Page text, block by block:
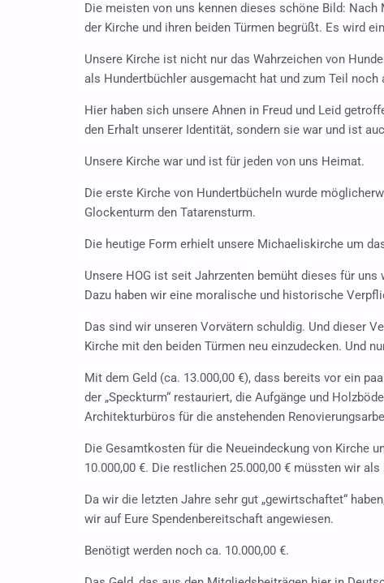
Die meisten von uns kennen dieses schöne Bild:
der Kirche und ihren beiden Türmen begrüßt. Es wird
Unsere Kirche ist nicht nur das Wahrzeichen von
als Hundertbüchler ausgemacht hat und zum Teil
Hier haben sich unsere Ahnen in Freud und Leid
den Erhalt unserer Identität, sondern sie war und ist
Unsere Kirche war und ist für jeden von uns Heimat.
Die erste Kirche von Hundertbücheln wurde
Glockenturm den Tatarensturm.
Die heutige Form erhielt unsere Michaeliskirche um
Unsere HOG ist seit Jahrzenten bemüht dieses für
Dazu haben wir eine moralische und historische
Das sind wir unseren Vorvätern schuldig. Und dieser
Kirche mit den beiden Türmen neu einzudecken. Und
Mit dem Geld (ca. 13.000,00 €), dass bereits vor ein
der „Speckturm“ restauriert, die Aufgänge und
Architekturbüros für die anstehenden
Die Gesamtkosten für die Neueindeckung von Kirche
10.000,00 €. Die restlichen 25.000,00 € müssten wir
Da wir die letzten Jahre sehr gut „gewirtschaftet“
wir auf Eure Spendenbereitschaft angewiesen.
Benötigt werden noch ca. 10.000,00 €.